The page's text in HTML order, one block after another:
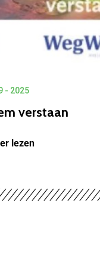
- 2025
verstaan
lezen